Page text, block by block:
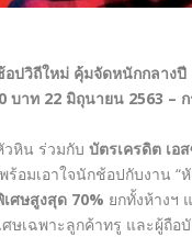
ปวิถีใหม่ คุ้มจัดหนักกลางปี
บาท 22 มิถุนายน 2563 –
วหิน ร่วมกับ บัตรเครดิต เอ
ร้อมเอาใจนักช้อปกับงาน “
ศษสูงสุด 70% ยกทั้งห้างฯ
ศษเฉพาะลูกค้าทรู และผู้ถือ